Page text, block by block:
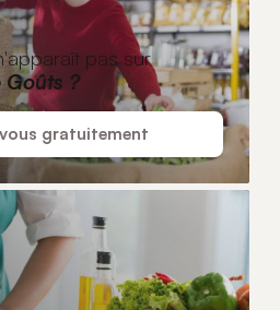
pas sur
Goûts ?
gratuitement